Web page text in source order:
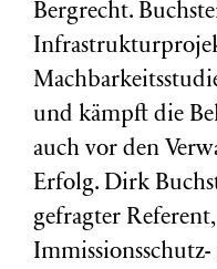
Bergrecht.
und kämpft die
auch vor den
Erfolg. Dirk
gefragter